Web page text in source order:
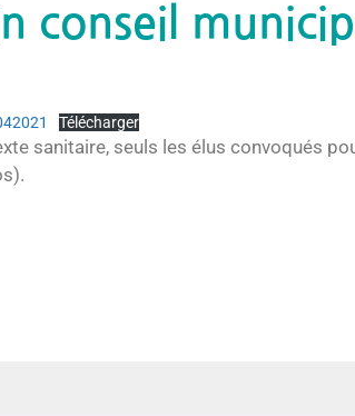
conseil
Télécharger
sanitaire, seuls les élus convoqués